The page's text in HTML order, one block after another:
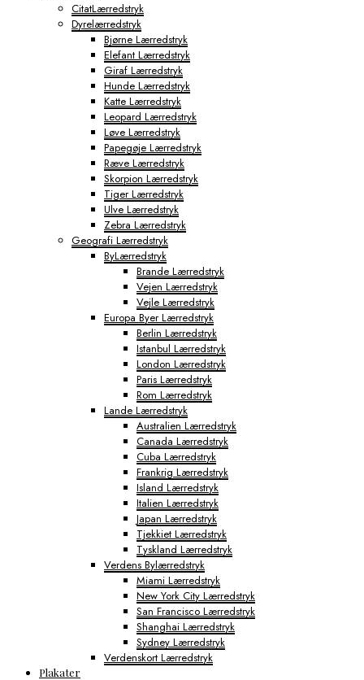
CitatLærredstryk
Dyrelærredstryk
Bjørne Lærredstryk
Elefant Lærredstryk
Giraf Lærredstryk
Hunde Lærredstryk
Katte Lærredstryk
Leopard Lærredstryk
Løve Lærredstryk
Papegøje Lærredstryk
Ræve Lærredstryk
Skorpion Lærredstryk
Tiger Lærredstryk
Ulve Lærredstryk
Zebra Lærredstryk
Geografi Lærredstryk
ByLærredstryk
Brande Lærredstryk
Vejen Lærredstryk
Vejle Lærredstryk
Europa Byer Lærredstryk
Berlin Lærredstryk
Istanbul Lærredstryk
London Lærredstryk
Paris Lærredstryk
Rom Lærredstryk
Lande Lærredstryk
Australien Lærredstryk
Canada Lærredstryk
Cuba Lærredstryk
Frankrig Lærredstryk
Island Lærredstryk
Italien Lærredstryk
Japan Lærredstryk
Tjekkiet Lærredstryk
Tyskland Lærredstryk
Verdens Bylærredstryk
Miami Lærredstryk
New York City Lærredstryk
San Francisco Lærredstryk
Shanghai Lærredstryk
Sydney Lærredstryk
Verdenskort Lærredstryk
Plakater